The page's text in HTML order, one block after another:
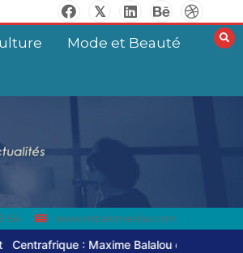
Mode et Beauté
64 www.mbetimedia.com
Balalou déclare la guerre aux pratiques